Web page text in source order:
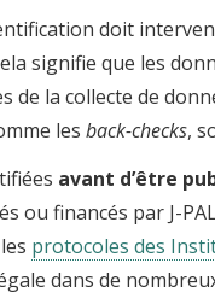
doit
signifie que les
de la collecte de
les back-checks,
avant d’être
ou financés par J-
protocoles des
dans de